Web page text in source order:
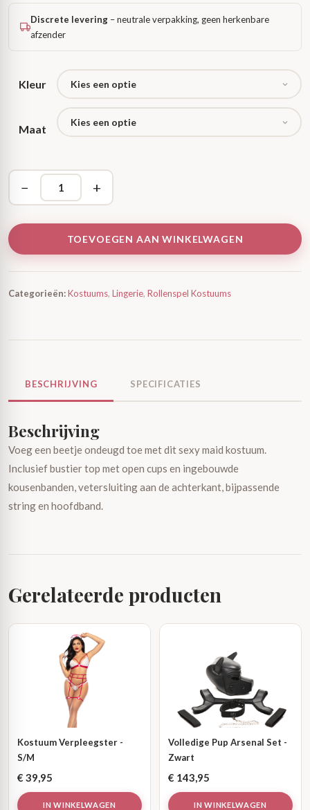
Discrete levering – neutrale verpakking, geen herkenbare
afzender
Kleur
Maat
− +
TOEVOEGEN AAN WINKELWAGEN
Categorieën:Kostuums, Lingerie, Rollenspel Kostuums
BESCHRIJVING SPECIFICATIES
Beschrijving
Voeg een beetje ondeugd toe met dit sexy maid kostuum.
Inclusief bustier top met open cups en ingebouwde
kousenbanden, vetersluiting aan de achterkant, bijpassende
string en hoofdband.
Gerelateerde producten
Kostuum Verpleegster -
S/M
€ 39,95
IN WINKELWAGEN
Volledige Pup Arsenal Set -
Zwart
€ 143,95
IN WINKELWAGEN